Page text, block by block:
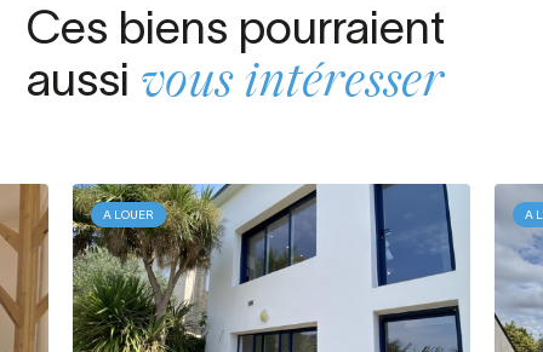
Ces biens pourraient
aussi vous intéresser
A LOUER A